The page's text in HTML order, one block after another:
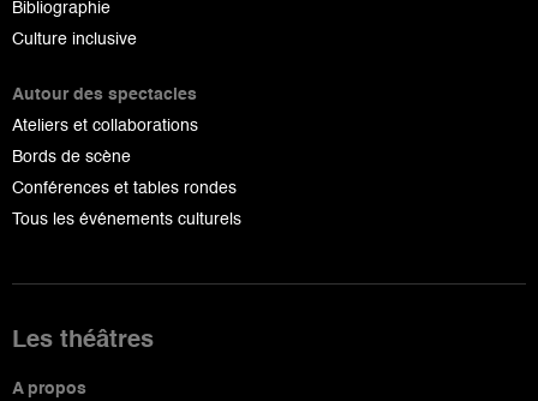
Bibliographie
Culture inclusive
Autour des spectacles
Ateliers et collaborations
Bords de scène
Conférences et tables rondes
Tous les événements culturels
Les théâtres
A propos